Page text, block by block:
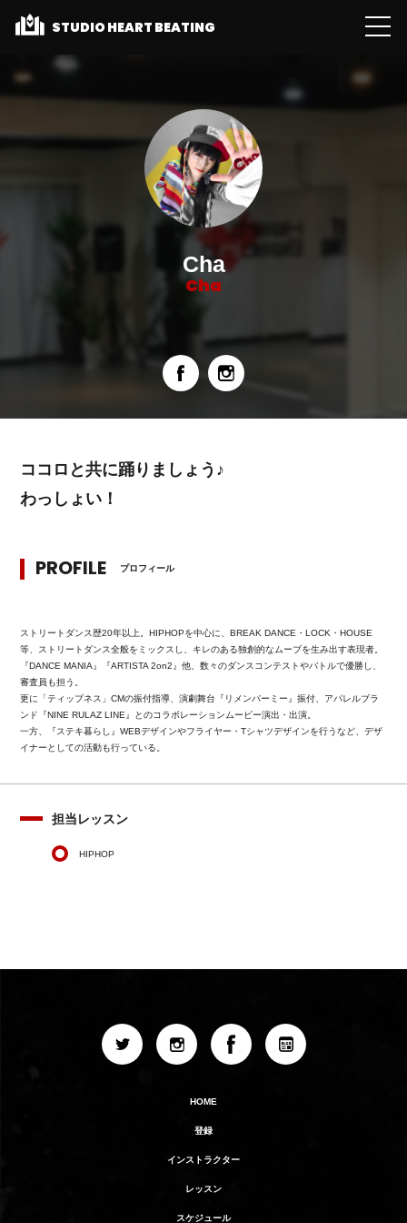
STUDIO HEART BEATING
Cha
Cha
ココロと共に踊りましょう♪
わっしょい！
PROFILE プロフィール
ストリートダンス歴20年以上。HIPHOPを中心に、BREAK DANCE・LOCK・HOUSE
等、ストリートダンス全般をミックスし、キレのある独創的なムーブを生み出す表現者。
『DANCE MANIA』『ARTISTA 2on2』他、数々のダンスコンテストやバトルで優勝し、
審査員も担う。
更に「ティップネス」CMの振付指導、演劇舞台『リメンバーミー』振付、アパレルブラ
ンド『NINE RULAZ LINE』とのコラボレーションムービー演出・出演。
一方、『ステキ暮らし』WEBデザインやフライヤー・Tシャツデザインを行うなど、デザ
イナーとしての活動も行っている。
担当レッスン
HIPHOP
HOME
登録
インストラクター
レッスン
スケジュール